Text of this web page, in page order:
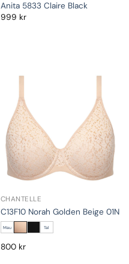
Anita 5833 Claire Black
999 kr
CHANTELLE
C13F10 Norah Golden Beige 01N
Mau Tal
800 kr